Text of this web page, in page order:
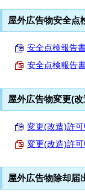
屋外広告物安全点
安全点検報告
安全点検報告
屋外広告物変更(
変更(改造)許
変更(改造)許
屋外広告物除却届